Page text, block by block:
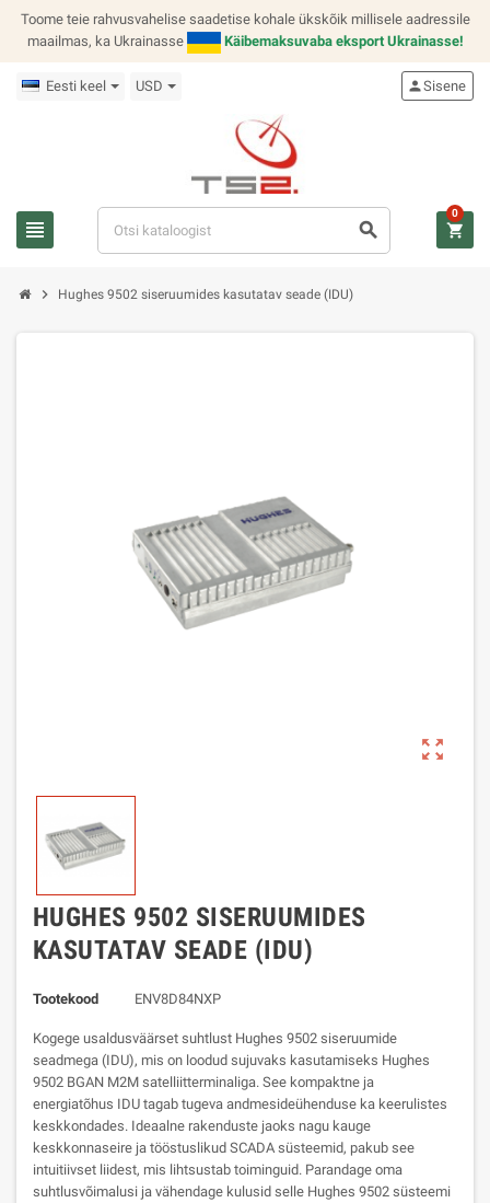
Toome teie rahvusvahelise saadetise kohale ükskõik millisele aadressile
maailmas, ka Ukrainasse
Käibemaksuvaba eksport Ukrainasse!
Eesti keel USD
view_headline search
personSisene
shopping_cart
0
chevron_right Hughes 9502 siseruumides kasutatav seade (IDU)
zoom_out_map
HUGHES 9502 SISERUUMIDES
KASUTATAV SEADE (IDU)
Tootekood ENV8D84NXP
Kogege usaldusväärset suhtlust Hughes 9502 siseruumide
seadmega (IDU), mis on loodud sujuvaks kasutamiseks Hughes
9502 BGAN M2M satelliitterminaliga. See kompaktne ja
energiatõhus IDU tagab tugeva andmesideühenduse ka keerulistes
keskkondades. Ideaalne rakenduste jaoks nagu kauge
keskkonnaseire ja tööstuslikud SCADA süsteemid, pakub see
intuitiivset liidest, mis lihtsustab toiminguid. Parandage oma
suhtlusvõimalusi ja vähendage kulusid selle Hughes 9502 süsteemi